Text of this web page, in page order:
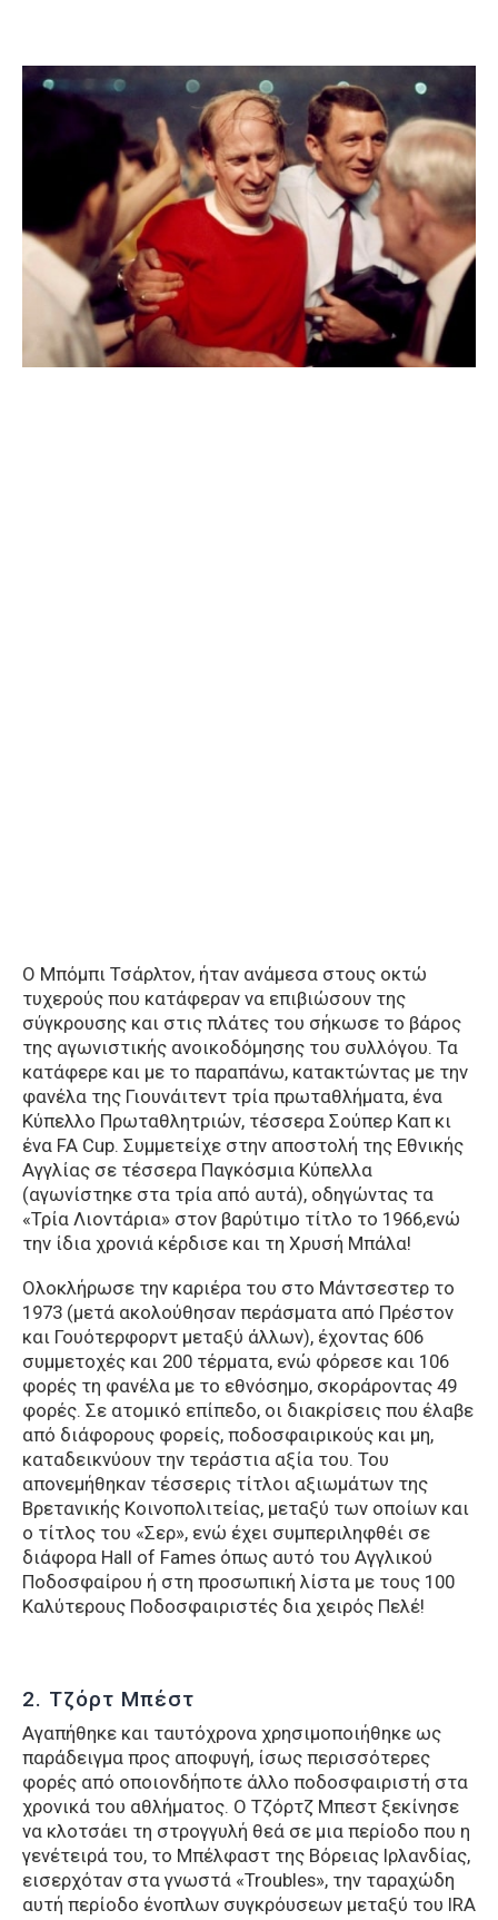
Ο Μπόμπι Τσάρλτον, ήταν ανάμεσα στους οκτώ
τυχερούς που κατάφεραν να επιβιώσουν της
σύγκρουσης και στις πλάτες του σήκωσε το βάρος
της αγωνιστικής ανοικοδόμησης του συλλόγου. Τα
κατάφερε και με το παραπάνω, κατακτώντας με την
φανέλα της Γιουνάιτεντ τρία πρωταθλήματα, ένα
Κύπελλο Πρωταθλητριών, τέσσερα Σούπερ Καπ κι
ένα FA Cup. Συμμετείχε στην αποστολή της Εθνικής
Αγγλίας σε τέσσερα Παγκόσμια Κύπελλα
(αγωνίστηκε στα τρία από αυτά), οδηγώντας τα
«Τρία Λιοντάρια» στον βαρύτιμο τίτλο το 1966,ενώ
την ίδια χρονιά κέρδισε και τη Χρυσή Μπάλα!
Ολοκλήρωσε την καριέρα του στο Μάντσεστερ το
1973 (μετά ακολούθησαν περάσματα από Πρέστον
και Γουότερφορντ μεταξύ άλλων), έχοντας 606
συμμετοχές και 200 τέρματα, ενώ φόρεσε και 106
φορές τη φανέλα με το εθνόσημο, σκοράροντας 49
φορές. Σε ατομικό επίπεδο, οι διακρίσεις που έλαβε
από διάφορους φορείς, ποδοσφαιρικούς και μη,
καταδεικνύουν την τεράστια αξία του. Του
απονεμήθηκαν τέσσερις τίτλοι αξιωμάτων της
Βρετανικής Κοινοπολιτείας, μεταξύ των οποίων και
ο τίτλος του «Σερ», ενώ έχει συμπεριληφθέι σε
διάφορα Hall of Fames όπως αυτό του Αγγλικού
Ποδοσφαίρου ή στη προσωπική λίστα με τους 100
Καλύτερους Ποδοσφαιριστές δια χειρός Πελέ!
2. Τζόρτ Μπέστ
Αγαπήθηκε και ταυτόχρονα χρησιμοποιήθηκε ως
παράδειγμα προς αποφυγή, ίσως περισσότερες
φορές από οποιονδήποτε άλλο ποδοσφαιριστή στα
χρονικά του αθλήματος. Ο Τζόρτζ Μπεστ ξεκίνησε
να κλοτσάει τη στρογγυλή θεά σε μια περίοδο που η
γενέτειρά του, το Μπέλφαστ της Βόρειας Ιρλανδίας,
εισερχόταν στα γνωστά «Troubles», την ταραχώδη
αυτή περίοδο ένοπλων συγκρόυσεων μεταξύ του IRA